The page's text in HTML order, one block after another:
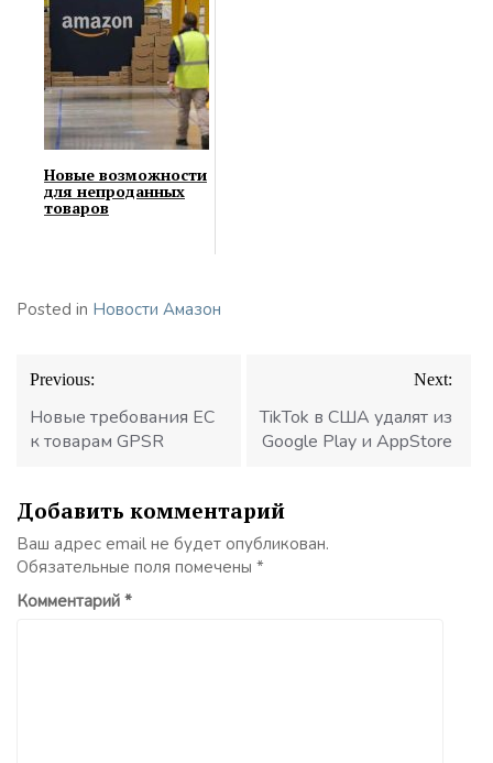
Новые возможности
для непроданных
товаров
Posted in Новости Амазон
Навигация
по
записям
Previous:
Новые требования ЕС
к товарам GPSR
Next:
TikTok в США удалят из
Google Play и AppStore
Добавить комментарий
Ваш адрес email не будет опубликован.
Обязательные поля помечены *
Комментарий *